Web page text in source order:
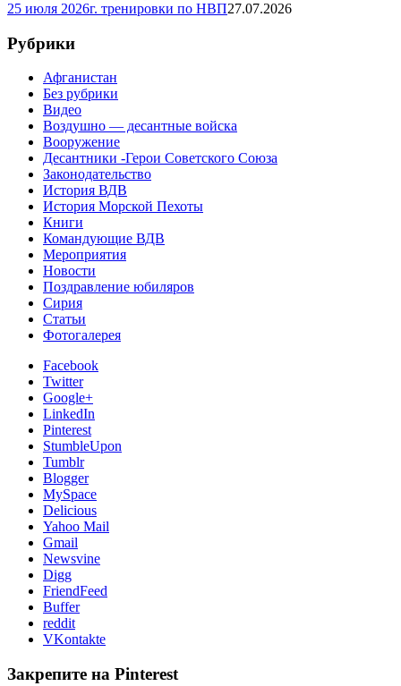
25 июля 2026г. тренировки по НВП27.07.2026
Рубрики
Афганистан
Без рубрики
Видео
Воздушно — десантные войска
Вооружение
Десантники -Герои Советского Союза
Законодательство
История ВДВ
История Морской Пехоты
Книги
Командующие ВДВ
Мероприятия
Новости
Поздравление юбиляров
Сирия
Статьи
Фотогалерея
Facebook
Twitter
Google+
LinkedIn
Pinterest
StumbleUpon
Tumblr
Blogger
MySpace
Delicious
Yahoo Mail
Gmail
Newsvine
Digg
FriendFeed
Buffer
reddit
VKontakte
Закрепите на Pinterest